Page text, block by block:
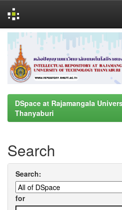
navigation
DSpace at Rajamangala
Thanyaburi
Search
Search:
for